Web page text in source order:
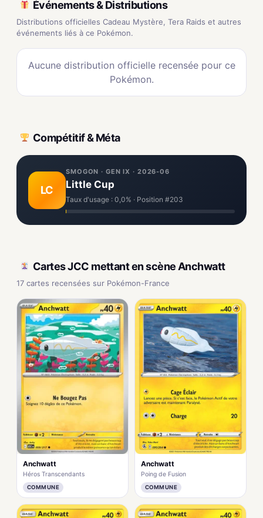
Événements & Distributions
Distributions officielles Cadeau Mystère, Tera Raids et autres
événements liés à ce Pokémon.
Aucune distribution officielle recensée pour ce
Pokémon.
Compétitif & Méta
LC
SMOGON · GEN IX · 2026-06
Little Cup
Taux d'usage : 0,0% · Position #203
Cartes JCC mettant en scène Anchwatt
17 cartes recensées sur Pokémon-France
Anchwatt
Héros Transcendants
COMMUNE
Anchwatt
Poing de Fusion
COMMUNE